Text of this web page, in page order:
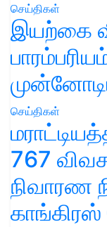
செய்திகள்
இயற்கை
செய்திகள்
767
நிவாரண